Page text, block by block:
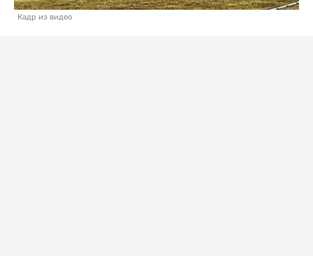
Кадр из видео